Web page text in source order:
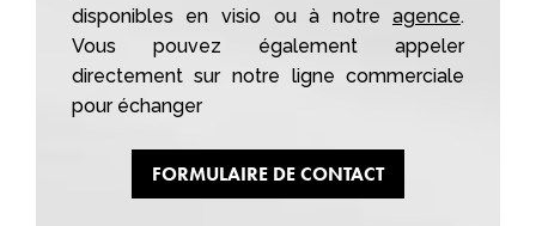
disponibles en visio ou à notreagence.
Vous pouvez également appeler
directement sur notre ligne commerciale
pour échanger
FORMULAIRE DE CONTACT